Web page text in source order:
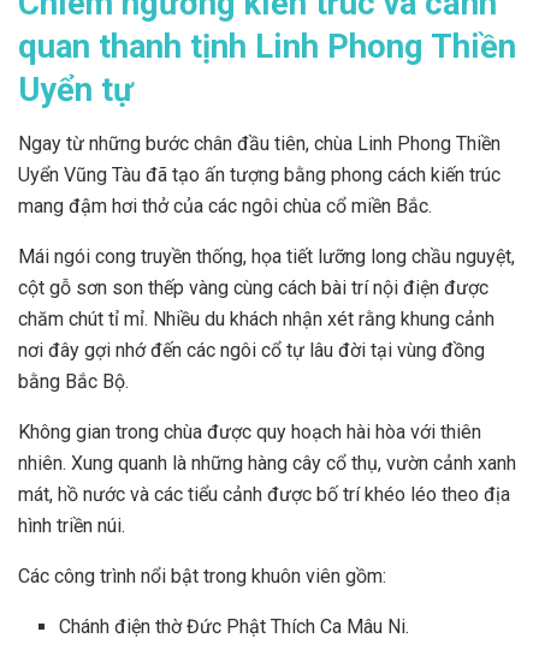
quan thanh tịnh Linh Phong Thiền
Uyển tự
Ngay từ những bước chân đầu tiên, chùa Linh Phong Thiền
Uyển Vũng Tàu đã tạo ấn tượng bằng phong cách kiến trúc
mang đậm hơi thở của các ngôi chùa cổ miền Bắc.
Mái ngói cong truyền thống, họa tiết lưỡng long chầu nguyệt,
cột gỗ sơn son thếp vàng cùng cách bài trí nội điện được
chăm chút tỉ mỉ. Nhiều du khách nhận xét rằng khung cảnh
nơi đây gợi nhớ đến các ngôi cổ tự lâu đời tại vùng đồng
bằng Bắc Bộ.
Không gian trong chùa được quy hoạch hài hòa với thiên
nhiên. Xung quanh là những hàng cây cổ thụ, vườn cảnh xanh
mát, hồ nước và các tiểu cảnh được bố trí khéo léo theo địa
hình triền núi.
Các công trình nổi bật trong khuôn viên gồm:
Chánh điện thờ Đức Phật Thích Ca Mâu Ni.